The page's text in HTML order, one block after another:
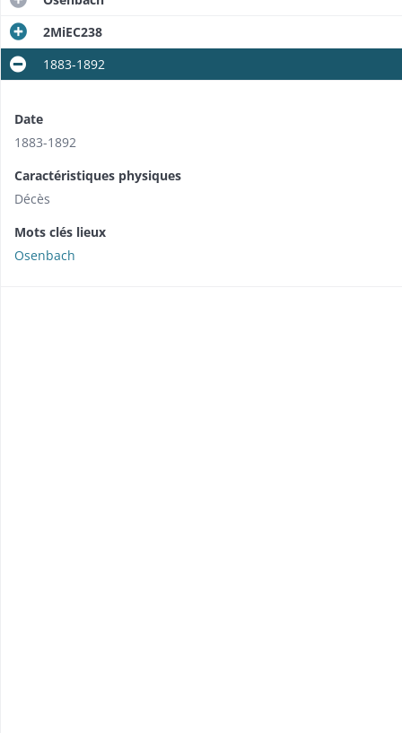
2MiEC238
1883-1892
Date
1883-1892
Caractéristiques physiques
Décès
Mots clés lieux
Osenbach